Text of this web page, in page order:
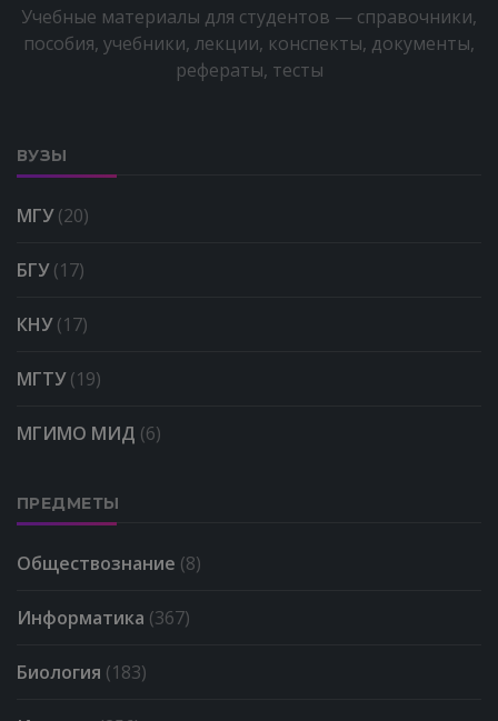
Учебные материалы для студентов — справочники,
пособия, учебники, лекции, конспекты, документы,
рефераты, тесты
ВУЗЫ
МГУ(20)
БГУ(17)
КНУ(17)
МГТУ(19)
МГИМО МИД (6)
ПРЕДМЕТЫ
Обществознание (8)
Информатика (367)
Биология (183)